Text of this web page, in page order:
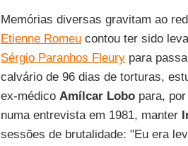
Memórias diversas gravitam ao
Etienne Romeucontou ter sido
Sérgio Paranhos Fleurypara
calvário de 96 dias de torturas,
ex-médico Amílcar Lobopara, por
numa entrevista em 1981, manter
sessões de brutalidade: "Eu era